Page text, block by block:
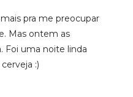
pra me preocupar
Mas ontem as
Foi uma noite linda
:)